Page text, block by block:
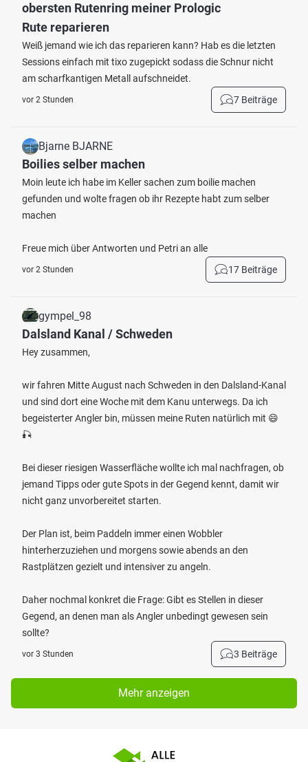
obersten Rutenring meiner Prologic
Rute reparieren
Weiß jemand wie ich das reparieren kann? Hab es die letzten
Sessions einfach mit tixo zugepickt sodass die Schnur nicht
am scharfkantigen Metall aufschneidet.
vor 2 Stunden 7 Beiträge
Bjarne BJARNE
Boilies selber machen
Moin leute ich habe im Keller sachen zum boilie machen
gefunden und wolte fragen ob ihr Rezepte habt zum selber
machen
Freue mich über Antworten und Petri an alle
vor 2 Stunden 17 Beiträge
gympel_98
Dalsland Kanal / Schweden
Hey zusammen,
wir fahren Mitte August nach Schweden in den Dalsland-Kanal
und sind dort eine Woche mit dem Kanu unterwegs. Da ich
begeisterter Angler bin, müssen meine Ruten natürlich mit 😄
🎣
Bei dieser riesigen Wasserfläche wollte ich mal nachfragen, ob
jemand Tipps oder gute Spots in der Gegend kennt, damit wir
nicht ganz unvorbereitet starten.
Der Plan ist, beim Paddeln immer einen Wobbler
hinterherzuziehen und morgens sowie abends an den
Rastplätzen gezielt und intensiver zu angeln.
Daher nochmal konkret die Frage: Gibt es Stellen in dieser
Gegend, an denen man als Angler unbedingt gewesen sein
sollte?
vor 3 Stunden 3 Beiträge
Mehr anzeigen